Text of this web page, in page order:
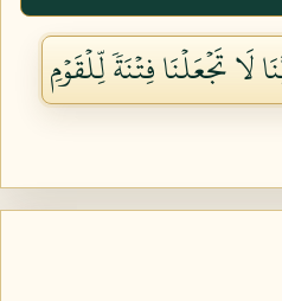
لَا تَجۡعَلۡنَا فِتۡنَةٗ لِّلۡقَوۡمِ